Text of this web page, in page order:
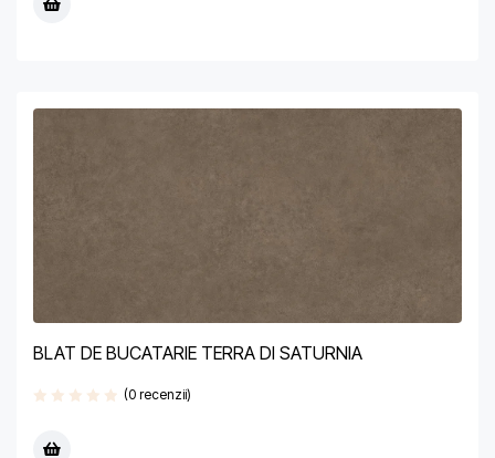
BLAT DE BUCATARIE TERRA DI SATURNIA
(0 recenzii)